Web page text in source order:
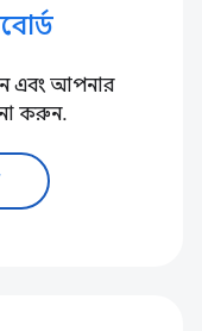
এবং আপনার
করুন.